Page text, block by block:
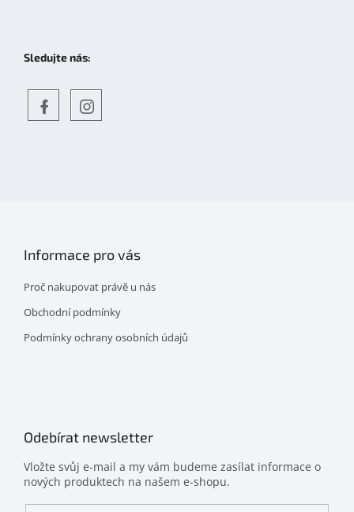
Sledujte nás:
Informace pro vás
Proč nakupovat právě u nás
Obchodní podmínky
Podmínky ochrany osobních údajů
Odebírat newsletter
Vložte svůj e-mail a my vám budeme zasílat informace o
nových produktech na našem e-shopu.